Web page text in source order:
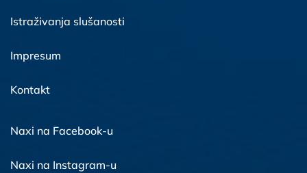
Istraživanja slušanosti
Impresum
Kontakt
Naxi na Facebook-u
Naxi na Instagram-u